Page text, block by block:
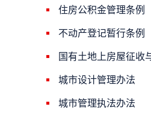
住房公积金管理条例
不动产登记暂行条例
国有土地上房屋征收
城市设计管理办法
城市管理执法办法